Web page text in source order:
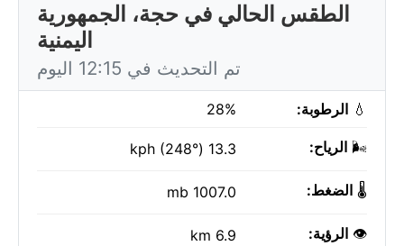
الطقس الحالي في حجة، الجمهورية
اليمنية
تم التحديث في 12:15 اليوم
💧 الرطوبة: 28%
🌬️ الرياح: 13.3 kph (248°)
🌡️ الضغط: 1007.0 mb
👁️ الرؤية: 6.9 km